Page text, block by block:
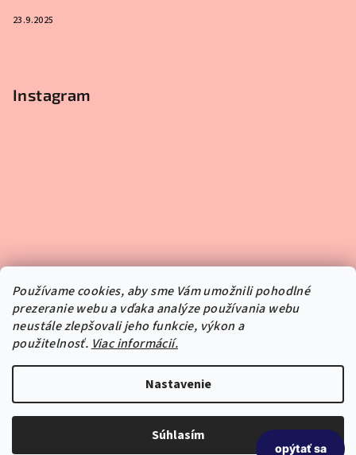
Používame cookies, aby sme Vám umožnili pohodlné
prezeranie webu a vďaka analýze používania webu
neustále zlepšovali jeho funkcie, výkon a
použitelnosť. Viac informácií.
Nastavenie
Súhlasím
23.9.2025
Instagram
Sledovať na Instagrame
opýtať sa